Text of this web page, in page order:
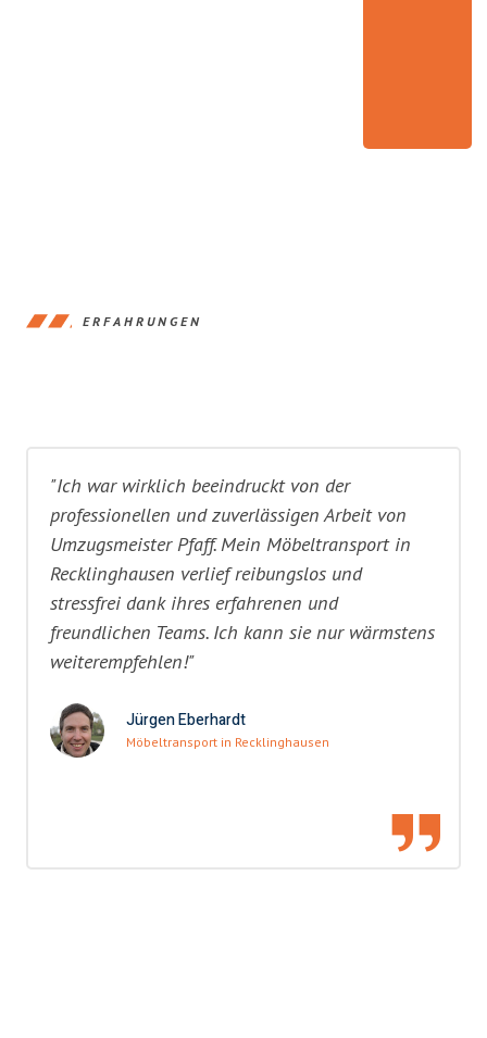
ERFAHRUNGEN
"Ich war wirklich beeindruckt von der
professionellen und zuverlässigen Arbeit von
Umzugsmeister Pfaff. Mein Möbeltransport in
Recklinghausen verlief reibungslos und
stressfrei dank ihres erfahrenen und
freundlichen Teams. Ich kann sie nur wärmstens
weiterempfehlen!"
Jürgen Eberhardt
Möbeltransport in Recklinghausen